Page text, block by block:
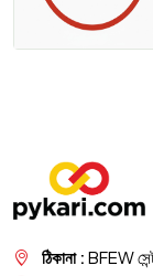
ঠিকানা : BFEW